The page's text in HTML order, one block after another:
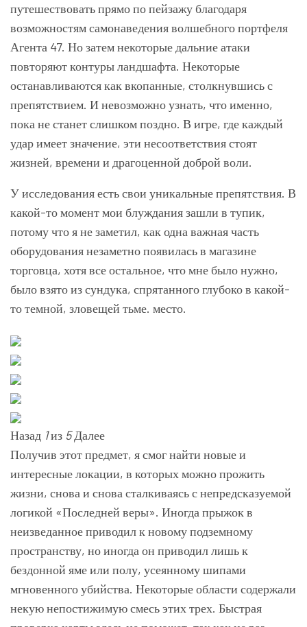
путешествовать прямо по пейзажу благодаря
возможностям самонаведения волшебного портфеля
Агента 47. Но затем некоторые дальние атаки
повторяют контуры ландшафта. Некоторые
останавливаются как вкопанные, столкнувшись с
препятствием. И невозможно узнать, что именно,
пока не станет слишком поздно. В игре, где каждый
удар имеет значение, эти несоответствия стоят
жизней, времени и драгоценной доброй воли.
У исследования есть свои уникальные препятствия. В
какой-то момент мои блуждания зашли в тупик,
потому что я не заметил, как одна важная часть
оборудования незаметно появилась в магазине
торговца, хотя все остальное, что мне было нужно,
было взято из сундука, спрятанного глубоко в какой-
то темной, зловещей тьме. место.
Назад 1из 5 Далее
Получив этот предмет, я смог найти новые и
интересные локации, в которых можно прожить
жизни, снова и снова сталкиваясь с непредсказуемой
логикой «Последней веры». Иногда прыжок в
неизведанное приводил к новому подземному
пространству, но иногда он приводил лишь к
бездонной яме или полу, усеянному шипами
мгновенного убийства. Некоторые области содержали
некую непостижимую смесь этих трех. Быстрая